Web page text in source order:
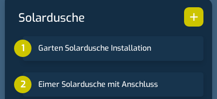
+
Solardusche
Garten Solardusche Installation
Eimer Solardusche mit Anschluss